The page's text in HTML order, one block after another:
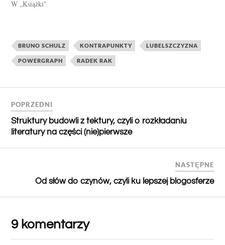
W „Książki"
BRUNO SCHULZ KONTRAPUNKTY LUBELSZCZYZNA
POWERGRAPH RADEK RAK
POPRZEDNI
Struktury budowli z tektury, czyli o rozkładaniu
literatury na części (nie)pierwsze
NASTĘPNE
Od słów do czynów, czyli ku lepszej blogosferze
9 komentarzy